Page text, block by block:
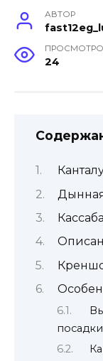
АВТОР
24
Кассаба
посадки